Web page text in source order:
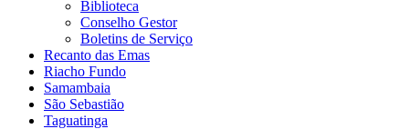
Biblioteca
Conselho Gestor
Boletins de Serviço
Recanto das Emas
Riacho Fundo
Samambaia
São Sebastião
Taguatinga